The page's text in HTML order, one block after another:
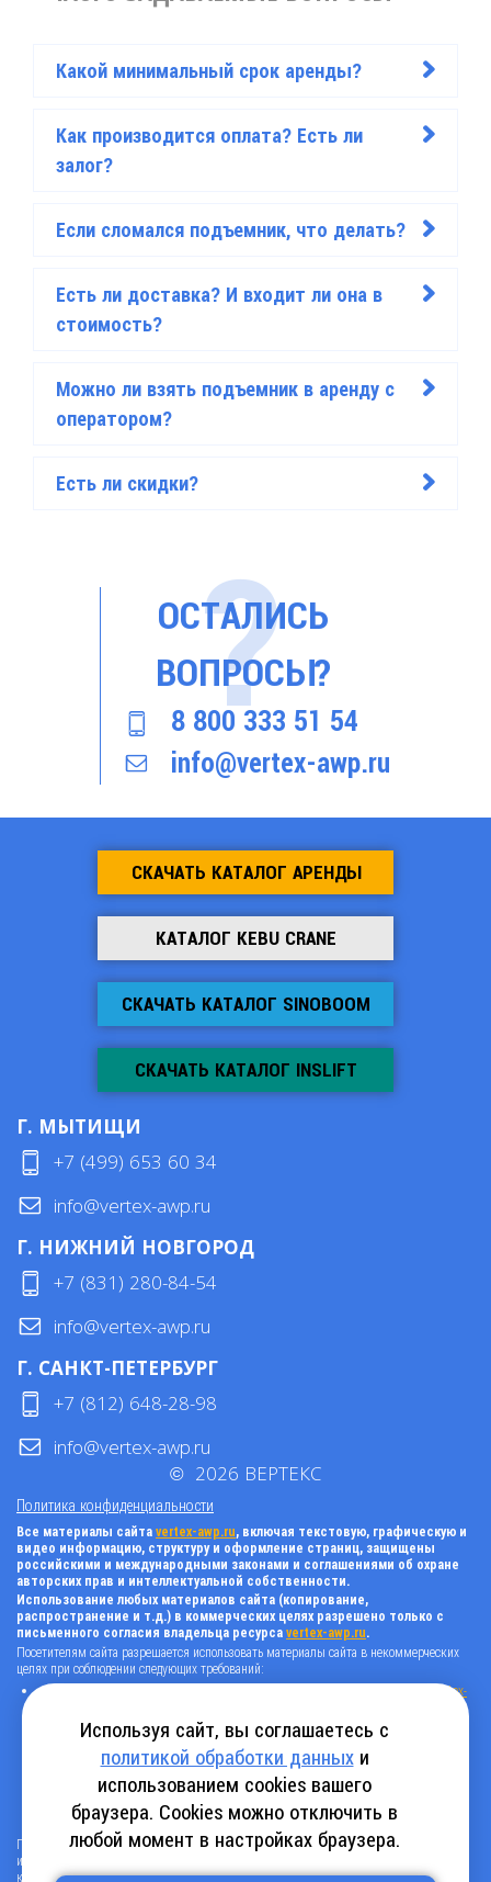
Какой минимальный срок аренды? >
Как производится оплата? Есть ли
залог?
>
Если сломался подъемник, что делать? >
Есть ли доставка? И входит ли она в
стоимость?
>
Можно ли взять подъемник в аренду с
оператором?
>
Есть ли скидки? >
ОСТАЛИСЬ
ВОПРОСЫ?
8 800 333 51 54
info@vertex-awp.ru
СКАЧАТЬ КАТАЛОГ АРЕНДЫ
КАТАЛОГ KEBU CRANE
СКАЧАТЬ КАТАЛОГ SINOBOOM
СКАЧАТЬ КАТАЛОГ INSLIFT
Г. МЫТИЩИ
+7 (499) 653 60 34
info@vertex-awp.ru
Г. НИЖНИЙ НОВГОРОД
+7 (831) 280-84-54
info@vertex-awp.ru
Г. САНКТ-ПЕТЕРБУРГ
+7 (812) 648-28-98
info@vertex-awp.ru
Политика конфиденциальности
© 2026 ВЕРТЕКС
Все материалы сайта vertex-awp.ru, включая текстовую, графическую и
видео информацию, структуру и оформление страниц, защищены
российскими и международными законами и соглашениями об охране
авторских прав и интеллектуальной собственности.
Использование любых материалов сайта (копирование,
распространение и т.д.) в коммерческих целях разрешено только с
письменного согласия владельца ресурса vertex-awp.ru.
Посетителям сайта разрешается использовать материалы сайта в некоммерческих
целях при соблюдении следующих требований:
поставить прямую активную гиперссылку на оригинал в виде: «источник
vertex-
системами, т.е. запрещено применять «noindex», «nofollow» и любые другие
способы, нельзя использовать редирект в ссылках;
все ссылки, имеющиеся в тексте материала, должны оставаться в неизменном
виде и быть прямыми и активными;
в случае регулярного использования материалов сайтаvertex-awp.ru
активная ссылка на ресурс должна быть размещена на главной странице вашего
сайта (в любом видимом месте).
Посетителям сайта разрешается копировать/скачивать только следующую
информацию: бланки, анкеты, каталоги, промокоды на скидки, адреса офисов,
контактные телефоны и контактную информацию.
Используя сайт, вы соглашаетесь с
политикой обработки данныхи
использованием cookies вашего
браузера. Cookies можно отключить в
любой момент в настройках браузера.